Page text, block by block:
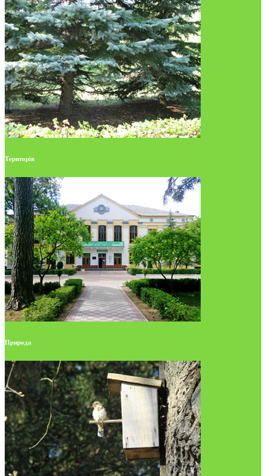
Територія
Природа